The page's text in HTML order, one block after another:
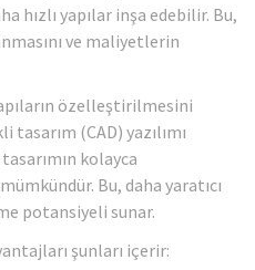
hızlı yapılar inşa edebilir. Bu,
ve maliyetlerin
özelleştirilmesini
(CAD) yazılımı
kolayca
Bu, daha yaratıcı
potansiyeli sunar.
şunları içerir: